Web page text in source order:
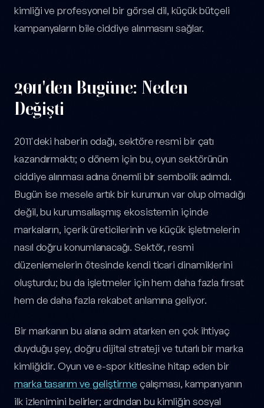
kimliği ve profesyonel bir görsel dil, küçük bütçeli
kampanyaların bile ciddiye alınmasını sağlar.
2011'den Bugüne: Neden
Değişti
2011'deki haberin odağı, sektöre resmi bir çatı
kazandırmaktı; o dönem için bu, oyun sektörünün
ciddiye alınması adına önemli bir sembolik adımdı.
Bugün ise mesele artık bir kurumun var olup olmadığı
değil, bu kurumsallaşmış ekosistemin içinde
markaların, içerik üreticilerinin ve küçük işletmelerin
nasıl doğru konumlanacağı. Sektör, resmi
düzenlemelerin ötesinde kendi ticari dinamiklerini
oluşturdu; bu da işletmeler için hem daha fazla fırsat
hem de daha fazla rekabet anlamına geliyor.
Bir markanın bu alana adım atarken en çok ihtiyaç
duyduğu şey, doğru dijital strateji ve tutarlı bir marka
kimliğidir. Oyun ve e-spor kitlesine hitap eden bir
marka tasarım ve geliştirme çalışması, kampanyanın
ilk izlenimini belirler; ardından bu kimliğin sosyal